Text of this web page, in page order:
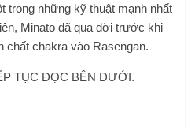
trong những kỹ thuật mạnh nhất
Minato đã qua đời trước khi
chất chakra vào Rasengan.
TỤC ĐỌC BÊN DƯỚI.